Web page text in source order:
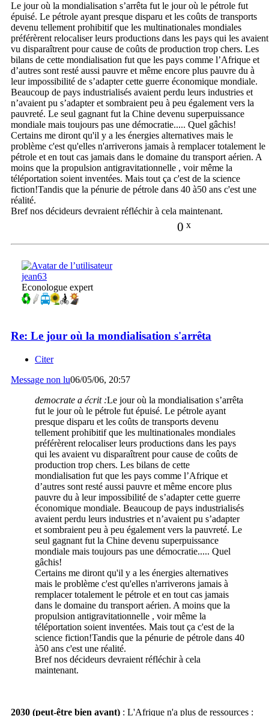
Le jour où la mondialisation s’arrêta fut le jour où le pétrole fut
épuisé. Le pétrole ayant presque disparu et les coûts de transports
devenu tellement prohibitif que les multinationales mondiales
préférèrent relocaliser leurs productions dans les pays qui les avaient
vu disparaîtrent pour cause de coûts de production trop chers. Les
bilans de cette mondialisation fut que les pays comme l’Afrique et
d’autres sont resté aussi pauvre et même encore plus pauvre du à
leur impossibilité de s’adapter cette guerre économique mondiale.
Beaucoup de pays industrialisés avaient perdu leurs industries et
n’avaient pu s’adapter et sombraient peu à peu également vers la
pauvreté. Le seul gagnant fut la Chine devenu superpuissance
mondiale mais toujours pas une démocratie..... Quel gâchis!
Certains me diront qu'il y a les énergies alternatives mais le
problème c'est qu'elles n'arriverons jamais à remplacer totalement le
pétrole et en tout cas jamais dans le domaine du transport aérien. A
moins que la propulsion antigravitationnelle , voir même la
téléportation soient inventées. Mais tout ça c'est de la science
fiction!Tandis que la pénurie de pétrole dans 40 à50 ans c'est une
réalité.
Bref nos décideurs devraient réfléchir à cela maintenant.
0 x
jean63
Econologue expert
Re: Le jour où la mondialisation s'arrêta
Citer
Message non lu06/05/06, 20:57
democrate a écrit :Le jour où la mondialisation s’arrêta
fut le jour où le pétrole fut épuisé. Le pétrole ayant
presque disparu et les coûts de transports devenu
tellement prohibitif que les multinationales mondiales
préférèrent relocaliser leurs productions dans les pays
qui les avaient vu disparaîtrent pour cause de coûts de
production trop chers. Les bilans de cette
mondialisation fut que les pays comme l’Afrique et
d’autres sont resté aussi pauvre et même encore plus
pauvre du à leur impossibilité de s’adapter cette guerre
économique mondiale. Beaucoup de pays industrialisés
avaient perdu leurs industries et n’avaient pu s’adapter
et sombraient peu à peu également vers la pauvreté. Le
seul gagnant fut la Chine devenu superpuissance
mondiale mais toujours pas une démocratie..... Quel
gâchis!
Certains me diront qu'il y a les énergies alternatives
mais le problème c'est qu'elles n'arriverons jamais à
remplacer totalement le pétrole et en tout cas jamais
dans le domaine du transport aérien. A moins que la
propulsion antigravitationnelle , voir même la
téléportation soient inventées. Mais tout ça c'est de la
science fiction!Tandis que la pénurie de pétrole dans 40
à50 ans c'est une réalité.
Bref nos décideurs devraient réfléchir à cela
maintenant.
2030 (peut-être bien avant) : L'Afrique n'a plus de ressources :